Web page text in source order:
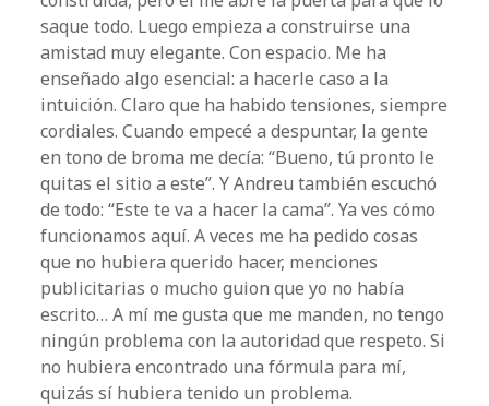
saque todo. Luego empieza a construirse una
amistad muy elegante. Con espacio. Me ha
enseñado algo esencial: a hacerle caso a la
intuición. Claro que ha habido tensiones, siempre
cordiales. Cuando empecé a despuntar, la gente
en tono de broma me decía: “Bueno, tú pronto le
quitas el sitio a este”. Y Andreu también escuchó
de todo: “Este te va a hacer la cama”. Ya ves cómo
funcionamos aquí. A veces me ha pedido cosas
que no hubiera querido hacer, menciones
publicitarias o mucho guion que yo no había
escrito… A mí me gusta que me manden, no tengo
ningún problema con la autoridad que respeto. Si
no hubiera encontrado una fórmula para mí,
quizás sí hubiera tenido un problema.